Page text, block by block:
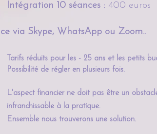
Intégration 10 séances : 400 euros
via Skype, WhatsApp ou Zoom..
Tarifs réduits pour les - 25 ans et les petits
Possibilité de régler en plusieurs fois.
L'aspect financier ne doit pas être un
infranchissable à la pratique.
Ensemble nous trouverons une solution.